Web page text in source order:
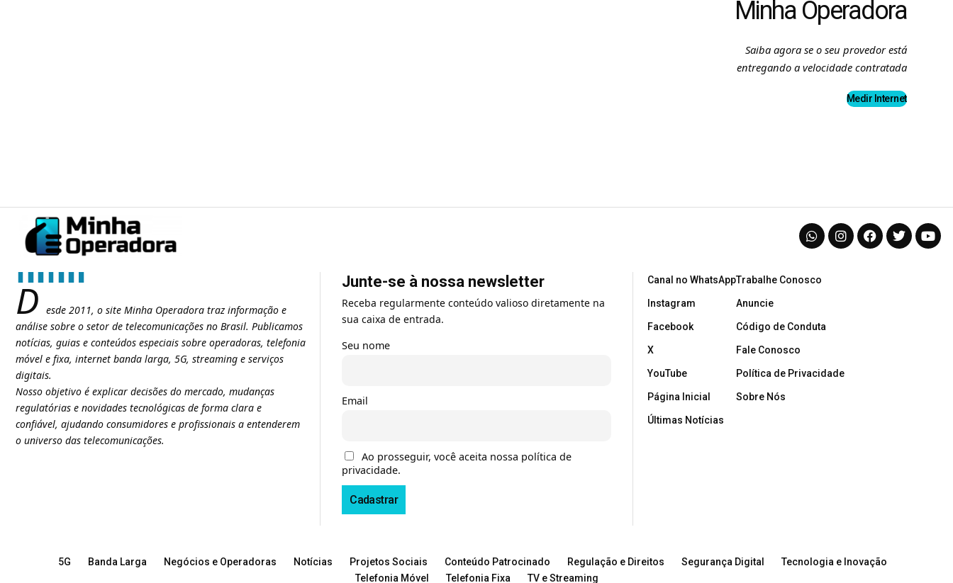
Minha Operadora
Saiba agora se o seu provedor está
entregando a velocidade contratada
Medir Internet
D esde 2011, o site Minha Operadora traz informação e
análise sobre o setor de telecomunicações no Brasil. Publicamos
notícias, guias e conteúdos especiais sobre operadoras, telefonia
móvel e fixa, internet banda larga, 5G, streaming e serviços
digitais.
Nosso objetivo é explicar decisões do mercado, mudanças
regulatórias e novidades tecnológicas de forma clara e
confiável, ajudando consumidores e profissionais a entenderem
o universo das telecomunicações.
Junte-se à nossa newsletter
Receba regularmente conteúdo valioso diretamente na
sua caixa de entrada.
Seu nome
Email
Ao prosseguir, você aceita nossa política de
privacidade.
Canal no WhatsApp
Instagram
Facebook
X
YouTube
Página Inicial
Últimas Notícias
Trabalhe Conosco
Anuncie
Código de Conduta
Fale Conosco
Política de Privacidade
Sobre Nós
5G Banda Larga Negócios e Operadoras Notícias Projetos Sociais Conteúdo Patrocinado Regulação e Direitos Segurança Digital
Tecnologia e Inovação
Telefonia Móvel
Telefonia Fixa TV e Streaming